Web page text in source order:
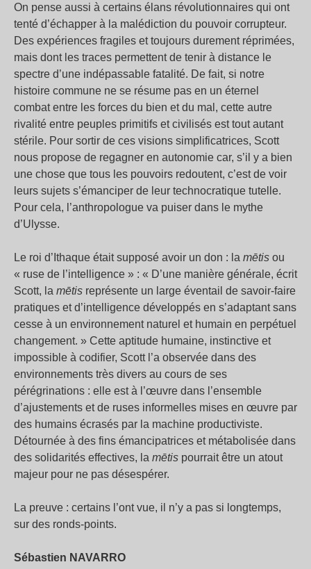
On pense aussi à certains élans révolutionnaires qui ont
tenté d’échapper à la malédiction du pouvoir corrupteur.
Des expériences fragiles et toujours durement réprimées,
mais dont les traces permettent de tenir à distance le
spectre d’une indépassable fatalité. De fait, si notre
histoire commune ne se résume pas en un éternel
combat entre les forces du bien et du mal, cette autre
rivalité entre peuples primitifs et civilisés est tout autant
stérile. Pour sortir de ces visions simplificatrices, Scott
nous propose de regagner en autonomie car, s’il y a bien
une chose que tous les pouvoirs redoutent, c’est de voir
leurs sujets s’émanciper de leur technocratique tutelle.
Pour cela, l’anthropologue va puiser dans le mythe
d’Ulysse.
Le roi d’Ithaque était supposé avoir un don : la mētis ou
« ruse de l’intelligence » : « D’une manière générale, écrit
Scott, la mētis représente un large éventail de savoir-faire
pratiques et d’intelligence développés en s’adaptant sans
cesse à un environnement naturel et humain en perpétuel
changement. » Cette aptitude humaine, instinctive et
impossible à codifier, Scott l’a observée dans des
environnements très divers au cours de ses
pérégrinations : elle est à l’œuvre dans l’ensemble
d’ajustements et de ruses informelles mises en œuvre par
des humains écrasés par la machine productiviste.
Détournée à des fins émancipatrices et métabolisée dans
des solidarités effectives, la mētis pourrait être un atout
majeur pour ne pas désespérer.
La preuve : certains l’ont vue, il n’y a pas si longtemps,
sur des ronds-points.
Sébastien NAVARRO